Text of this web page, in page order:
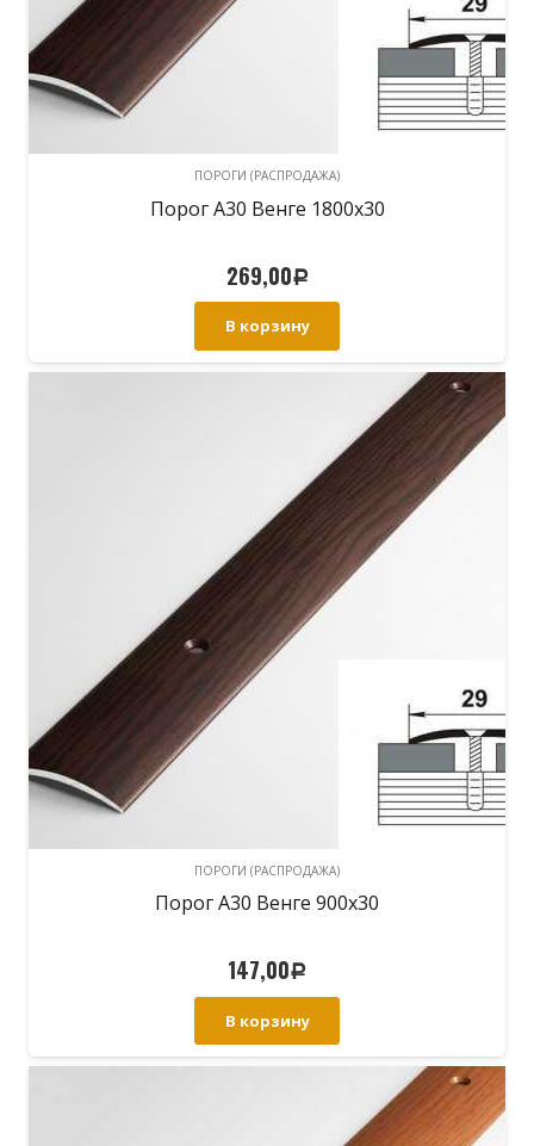
ПОРОГИ (РАСПРОДАЖА)
Порог А30 Венге 1800х30
269,00Р
В корзину
ПОРОГИ (РАСПРОДАЖА)
Порог А30 Венге 900х30
147,00Р
В корзину